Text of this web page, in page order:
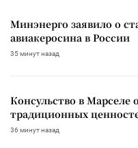
Минэнерго заявило о
авиакеросина в России
35 минут назад
Консульство в Марселе
традиционных
36 минут назад